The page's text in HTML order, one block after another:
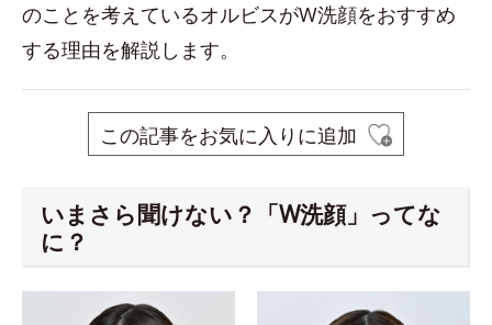
のことを考えているオルビスがW洗顔をおすすめ
する理由を解説します。
この記事をお気に入りに追加
いまさら聞けない？「W洗顔」ってな
に？